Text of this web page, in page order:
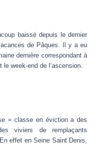
baissé depuis le dernier
de Pâques. Il y a eu
dernière correspondant à
week-end de l’ascension.
= classe en éviction a des
viviers de remplaçants
effet en Seine Saint Denis,